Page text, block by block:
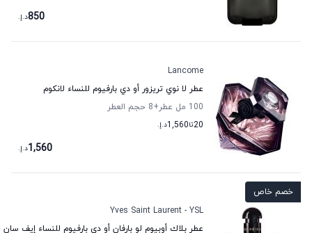
850د.إ.
Lancome
عطر لا نوي تريزور أو دي بارفيوم للنساء لانكوم
100 مل عطر
+8
حجم العطر
20تا1,560د.إ.
1,560د.إ.
خصم خاص
Yves Saint Laurent - YSL
عطر بلاك أوبيوم لو بارفان أو دي بارفيوم للنساء إيف سان